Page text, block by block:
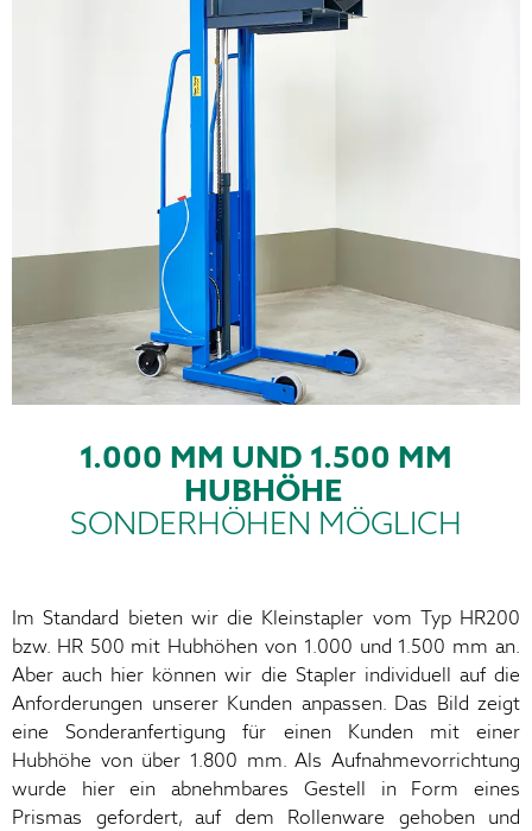
1.000 MM UND 1.500 MM
HUBHÖHE
SONDERHÖHEN MÖGLICH
Im Standard bieten wir die Kleinstapler vom Typ HR200
bzw. HR 500 mit Hubhöhen von 1.000 und 1.500 mm an.
Aber auch hier können wir die Stapler individuell auf die
Anforderungen unserer Kunden anpassen. Das Bild zeigt
eine Sonderanfertigung für einen Kunden mit einer
Hubhöhe von über 1.800 mm. Als Aufnahmevorrichtung
wurde hier ein abnehmbares Gestell in Form eines
Prismas gefordert, auf dem Rollenware gehoben und